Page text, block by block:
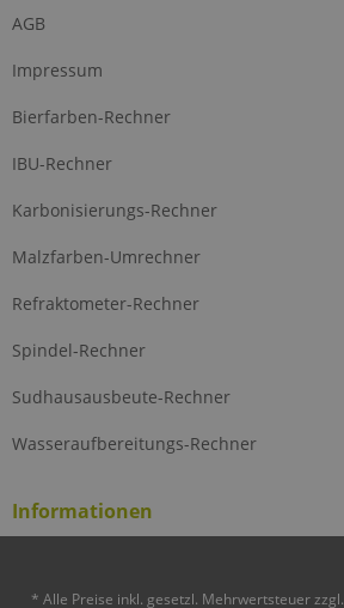
AGB
Impressum
Bierfarben-Rechner
IBU-Rechner
Karbonisierungs-Rechner
Malzfarben-Umrechner
Refraktometer-Rechner
Spindel-Rechner
Sudhausausbeute-Rechner
Wasseraufbereitungs-Rechner
Informationen
* Alle Preise inkl. gesetzl. Mehrwertsteuer zzgl.